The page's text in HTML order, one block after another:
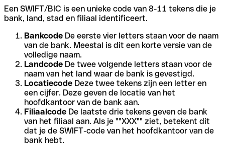
Een SWIFT/BIC is een unieke code van 8-11 tekens die je
bank, land, stad en filiaal identificeert.
Bankcode De eerste vier letters staan voor de naam
van de bank. Meestal is dit een korte versie van de
volledige naam.
Landcode De twee volgende letters staan voor de
naam van het land waar de bank is gevestigd.
Locatiecode Deze twee tekens zijn een letter en
een cijfer. Deze geven de locatie van het
hoofdkantoor van de bank aan.
Filiaalcode De laatste drie tekens geven de bank
van het filiaal aan. Als je ""XXX"" ziet, betekent dit
dat je de SWIFT-code van het hoofdkantoor van de
bank hebt.